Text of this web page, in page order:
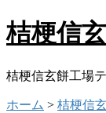
桔梗信
桔梗信玄餅工場
ホーム > 桔梗信